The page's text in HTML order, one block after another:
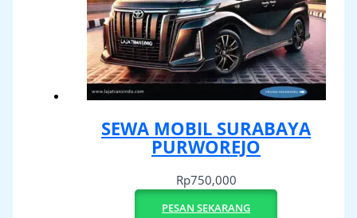
SEWA MOBIL SURABAYA
PURWOREJO
Rp750,000
PESAN SEKARANG